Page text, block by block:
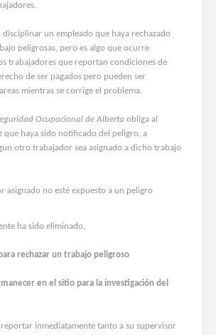
disciplinar un empleado que haya rechazado
peligrosas, pero es algo que ocurre
trabajadores que reportan condiciones de
de ser pagados pero pueden ser
mientras se corrige el problema.
Ocupacional de Alberta obliga al
que haya sido notificado del peligro, a
otro trabajador sea asignado a dicho trabajo
asignado no esté expuesto a un peligro
ha sido eliminado.
rechazar un trabajo peligroso
en el sitio para la investigación del
inmediatamente tanto a su supervisor